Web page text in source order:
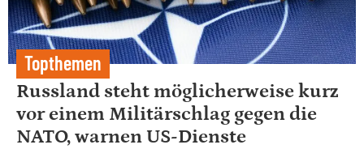
Topthemen
Russland steht möglicherweise kurz
vor einem Militärschlag gegen die
NATO, warnen US-Dienste